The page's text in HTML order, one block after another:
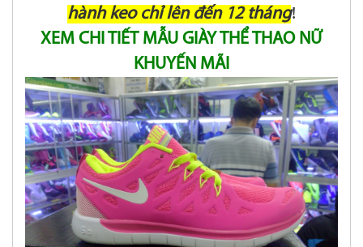
hành keo chỉ lên đến 12 tháng!
XEM CHI TIẾT MẪU GIÀY THỂ THAO NỮ
KHUYẾN MÃI